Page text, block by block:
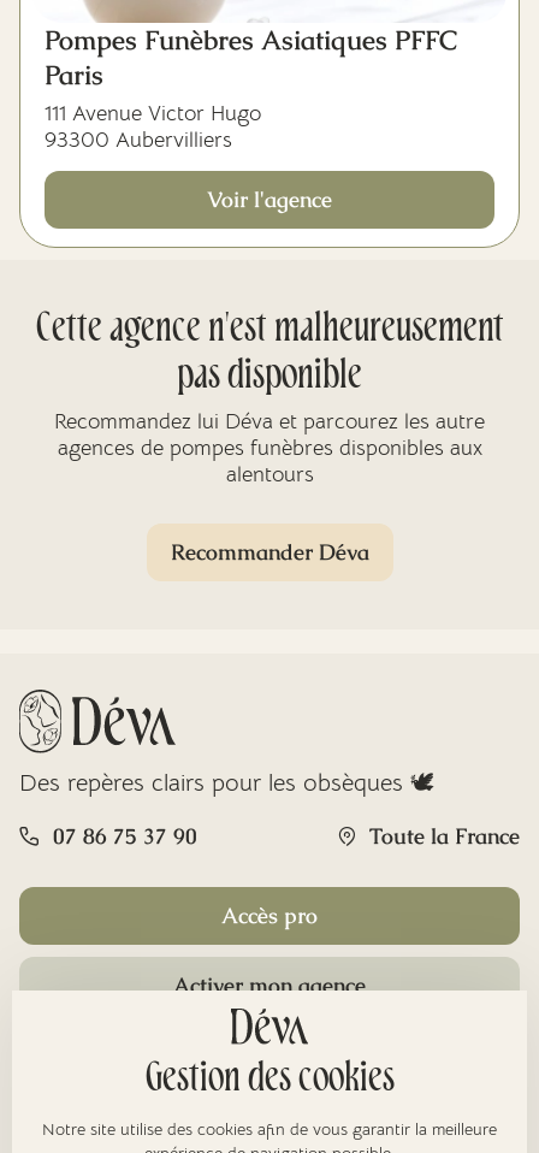
Pompes Funèbres Asiatiques PFFC
Paris
111 Avenue Victor Hugo
93300 Aubervilliers
Voir l'agence
Cette agence n'est malheureusement
pas disponible
Recommandez lui Déva et parcourez les autre
agences de pompes funèbres disponibles aux
alentours
Recommander Déva
Des repères clairs pour les obsèques 🕊️
07 86 75 37 90 Toute la France
Accès pro
Activer mon agence
Gestion des cookies
Notre site utilise des cookies afin de vous garantir la meilleure